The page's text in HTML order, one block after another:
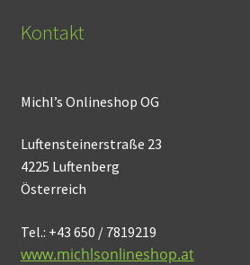
Kontakt
Michl’s Onlineshop OG
Luftensteinerstraße 23
4225 Luftenberg
Österreich
Tel.: +43 650 / 7819219
www.michlsonlineshop.at